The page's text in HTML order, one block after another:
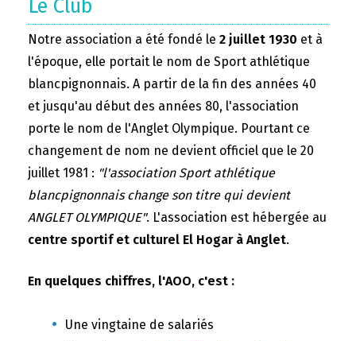
Le Club
Notre association a été fondé le 2 juillet 1930 et à
l'époque, elle portait le nom de Sport athlétique
blancpignonnais. A partir de la fin des années 40
et jusqu'au début des années 80, l'association
porte le nom de l'Anglet Olympique. Pourtant ce
changement de nom ne devient officiel que le 20
juillet 1981 : "l'association Sport athlétique
blancpignonnais change son titre qui devient
ANGLET OLYMPIQUE". L'association est hébergée au
centre sportif et culturel El Hogar à Anglet.
En quelques chiffres, l'AOO, c'est :
Une vingtaine de salariés